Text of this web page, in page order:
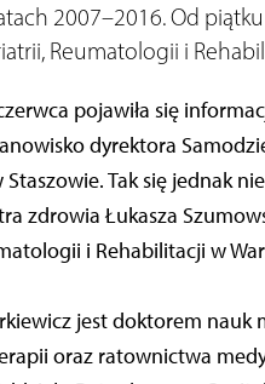
2007–2016. Od
Reumatologii i
pojawiła się
dyrektora
Tak się jednak
zdrowia Łukasza
i Rehabilitacji w
jest doktorem nauk
oraz ratownictwa